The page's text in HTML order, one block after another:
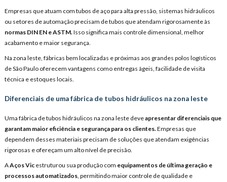
Empresas que atuam com tubos de aço para alta pressão, sistemas hidráulicos
ou setores de automação precisam de tubos que atendam rigorosamente às
normas DIN EN e ASTM. Isso significa mais controle dimensional, melhor
acabamento e maior segurança.
Na zona leste, fábricas bem localizadas e próximas aos grandes polos logísticos
de São Paulo oferecem vantagens como entregas ágeis, facilidade de visita
técnica e estoques locais.
Diferenciais de uma fábrica de tubos hidráulicos na zona leste
Uma fábrica de tubos hidráulicos na zona leste deveapresentar diferenciais que
garantam maior eficiência e segurança para os clientes.Empresas que
dependem desses materiais precisam de soluções que atendam exigências
rigorosas e ofereçam um alto nível de precisão.
AAços Vic estruturou sua produção com equipamentos de última geração e
processos automatizados, permitindo maior controle de qualidade e